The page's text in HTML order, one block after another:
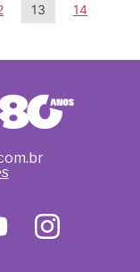
13
14